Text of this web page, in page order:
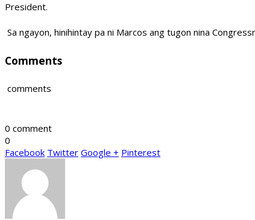
President.
Sa ngayon, hinihintay pa ni Marcos ang tugon nina
Comments
comments
0 comment
0
Facebook Twitter Google + Pinterest